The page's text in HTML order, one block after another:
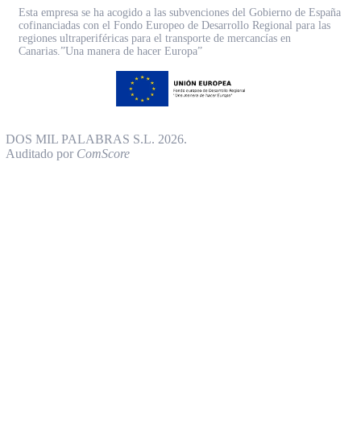
Esta empresa se ha acogido a las subvenciones del Gobierno de España
cofinanciadas con el Fondo Europeo de Desarrollo Regional para las
regiones ultraperiféricas para el transporte de mercancías en
Canarias.”Una manera de hacer Europa”
DOS MIL PALABRAS S.L. 2026.
Auditado por ComScore